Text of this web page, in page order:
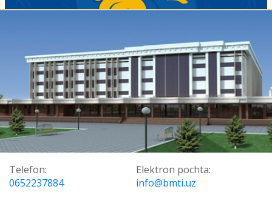
Telefon:
0652237884
Elektron pochta:
info@bmti.uz